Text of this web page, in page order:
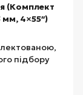
(Комплект
мм, 4×55″)
підбору